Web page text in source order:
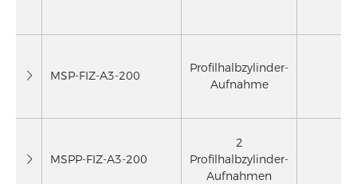
MSP-FIZ-A3-200
Profilhalbzylinder-
Aufnahme
MSPP-FIZ-A3-200
2
Profilhalbzylinder-
Aufnahmen